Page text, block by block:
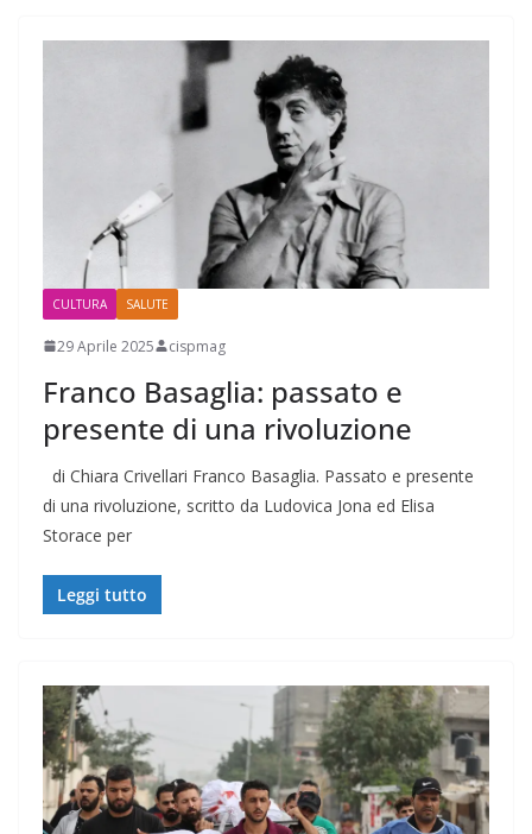
CULTURA SALUTE
29 Aprile 2025 cispmag
Franco Basaglia: passato e
presente di una rivoluzione
di Chiara Crivellari Franco Basaglia. Passato e presente
di una rivoluzione, scritto da Ludovica Jona ed Elisa
Storace per
Leggi tutto